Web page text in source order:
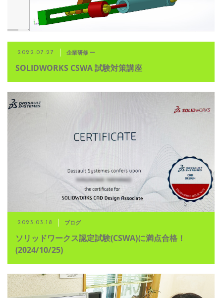
2022.07.27 企業研修 ー
SOLIDWORKS CSWA 試験対策講座
2023.03.18 ブログ
ソリッドワークス認定試験(CSWA)に満点合格！
(2024/10/25)